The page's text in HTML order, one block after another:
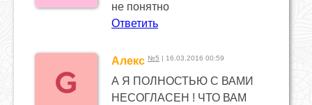
не понятно
Ответить
Алекс №5 | 16.03.2016 00:59
А Я ПОЛНОСТЬЮ С ВАМИ
НЕСОГЛАСЕН ! ЧТО ВАМ